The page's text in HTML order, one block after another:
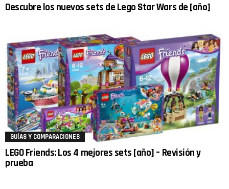
Descubre los nuevos sets de Lego Star Wars de [año]
GUÍAS Y COMPARACIONES
LEGO Friends: Los 4 mejores sets [año] – Revisión y
prueba